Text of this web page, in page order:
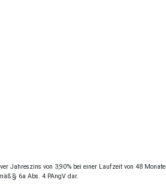
Jahreszins von 3,90% bei einer Laufzeit von 48
§ 6a Abs. 4 PAngV dar.